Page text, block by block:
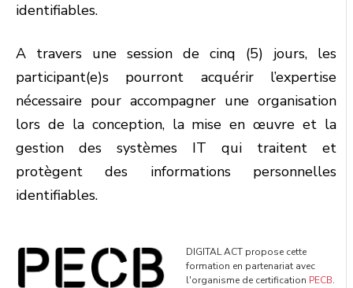
identifiables.
A travers une session de cinq (5) jours, les
participant(e)s pourront acquérir l’expertise
nécessaire pour accompagner une organisation
lors de la conception, la mise en œuvre et la
gestion des systèmes IT qui traitent et
protègent des informations personnelles
identifiables.
DIGITAL ACT propose cette
formation en partenariat avec
l'organisme de certification PECB.